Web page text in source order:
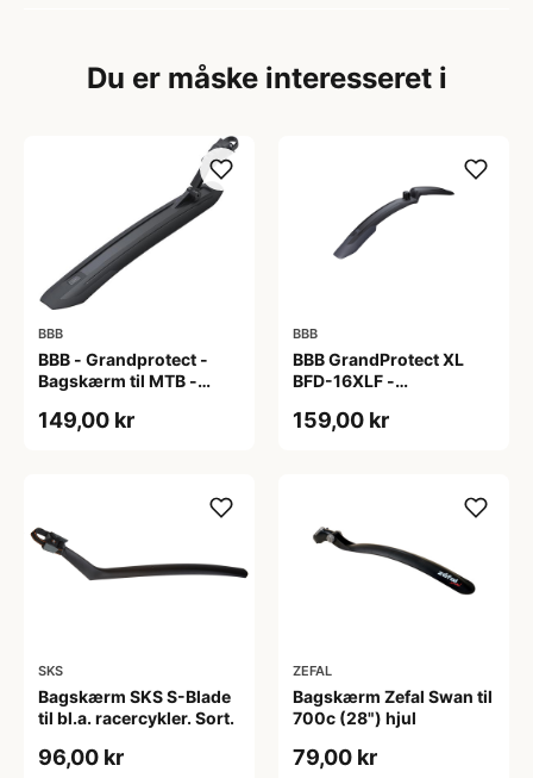
Du er måske interesseret i
BBB
BBB - Grandprotect -
Bagskærm til MTB -
149,00 kr
BBB
BBB GrandProtect XL
BFD-16XLF -
Sort
159,00 kr
SKS
Bagskærm SKS S-Blade
til bl.a. racercykler. Sort.
96,00 kr
ZEFAL
Bagskærm Zefal Swan til
700c (28") hjul
79,00 kr